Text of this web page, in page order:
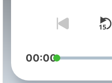
00:00